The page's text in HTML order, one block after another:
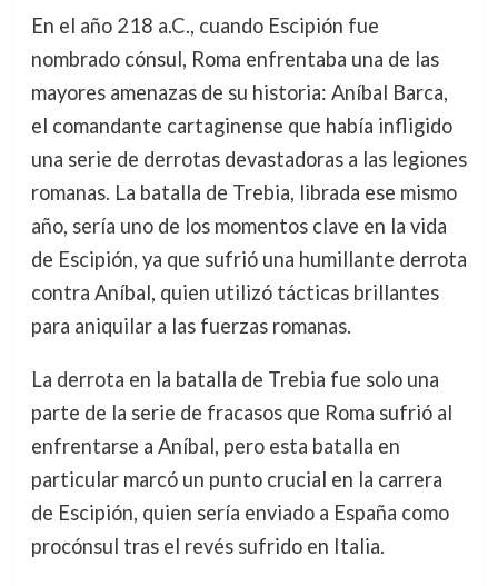
En el año 218 a.C., cuando Escipión fue
nombrado cónsul, Roma enfrentaba una de las
mayores amenazas de su historia: Aníbal Barca,
el comandante cartaginense que había infligido
una serie de derrotas devastadoras a las legiones
romanas. La batalla de Trebia, librada ese mismo
año, sería uno de los momentos clave en la vida
de Escipión, ya que sufrió una humillante derrota
contra Aníbal, quien utilizó tácticas brillantes
para aniquilar a las fuerzas romanas.
La derrota en la batalla de Trebia fue solo una
parte de la serie de fracasos que Roma sufrió al
enfrentarse a Aníbal, pero esta batalla en
particular marcó un punto crucial en la carrera
de Escipión, quien sería enviado a España como
procónsul tras el revés sufrido en Italia.